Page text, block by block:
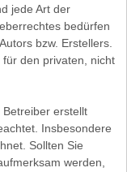
jede Art der
bedürfen
bzw. Erstellers.
den privaten, nicht
erstellt
Insbesondere
Sollten Sie
werden,